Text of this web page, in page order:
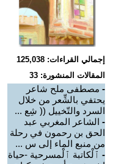
إجمالي القراءات: 125,038
المقالات المنشورة: 33
- مصطفى ملح شاعر
يحتفي بالشِّعر من خلال
السرد والتّخييل (( شِع ...
- الشاعر المغربي عبد
الحق بن رحمون في رحلة
من منبع الماء إلى س ...
- ٱلْكاتبة ٱلْمسرحية -حياة